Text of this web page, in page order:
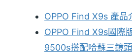
OPPO Find X9s 產品
OPPO Find X9s國際
9500s搭配哈蘇三鏡